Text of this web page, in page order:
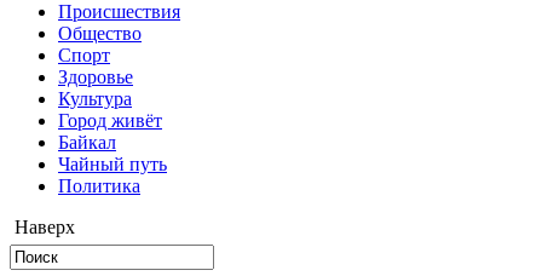
Происшествия
Общество
Cпорт
Здоровье
Культура
Город живёт
Байкал
Чайный путь
Политика
Наверх